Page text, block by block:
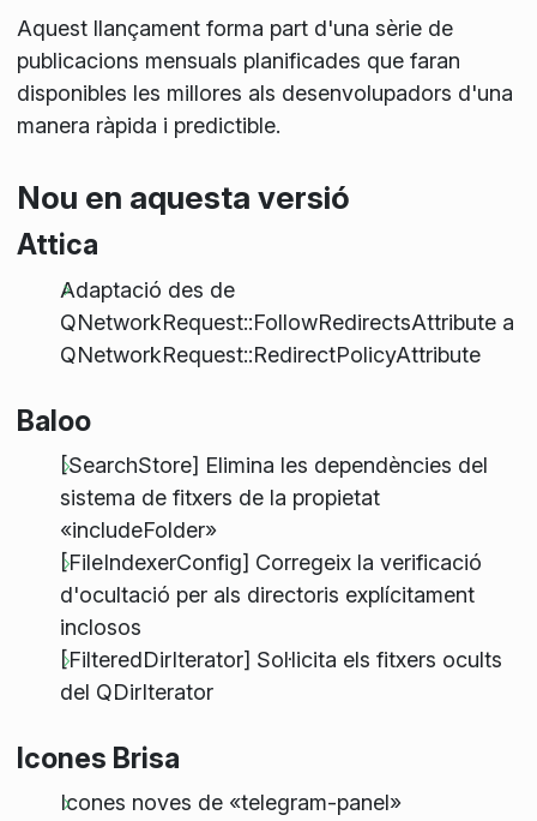
Aquest llançament forma part d'una sèrie de
publicacions mensuals planificades que faran
disponibles les millores als desenvolupadors d'una
manera ràpida i predictible.
Nou en aquesta versió
Attica
Adaptació des de
QNetworkRequest::FollowRedirectsAttribute a
QNetworkRequest::RedirectPolicyAttribute
Baloo
[SearchStore] Elimina les dependències del
sistema de fitxers de la propietat
«includeFolder»
[FileIndexerConfig] Corregeix la verificació
d'ocultació per als directoris explícitament
inclosos
[FilteredDirIterator] Sol·licita els fitxers ocults
del QDirIterator
Icones Brisa
Icones noves de «telegram-panel»